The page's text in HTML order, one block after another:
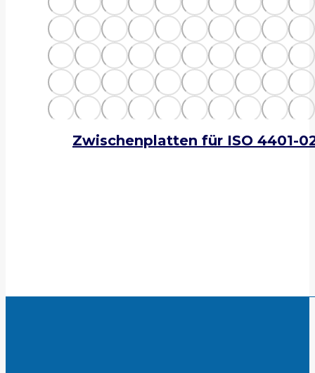
Zwischenplatten für ISO 4401-